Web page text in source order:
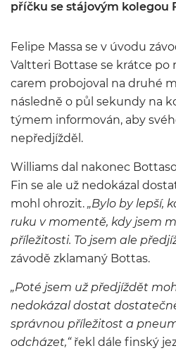
příčku se stájovým kolegou
Felipe Massa se v úvodu
Valtteri Bottase se krátce po
carem probojoval na druhé
následně o půl sekundy na
týmem informován, aby
nepředjížděl.
Williams dal nakonec
Fin se ale už nedokázal
mohl ohrozit. „Bylo by lepší,
ruku v momentě, kdy jsem
příležitosti. To jsem ale
závodě zklamaný Bottas.
„Poté jsem už předjíždět
nedokázal dostat
správnou příležitost a
odcházet,“řekl dále finský